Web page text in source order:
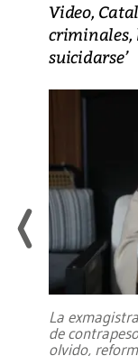
Video,
criminales,
suicidarse’
La
de
olvido,